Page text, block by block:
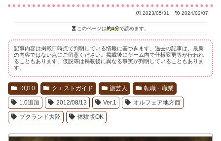
2023/05/31 2024/02/07
このページは約4分で読めます。
記事内容は掲載日時点で判明している情報に基づきます。過去の記事は、最新
の内容ではない点にご留意ください。掲載後にゲーム内で仕様変更等が行われ
ることもあります。仮説等は掲載後に異なる事実が判明していることもありま
す。
DQ10 クエストガイド 旅芸人 転職・職業
1.0追加 2012/08/13 Ver.1 オルフェア地方西
プクランド大陸 体験版OK